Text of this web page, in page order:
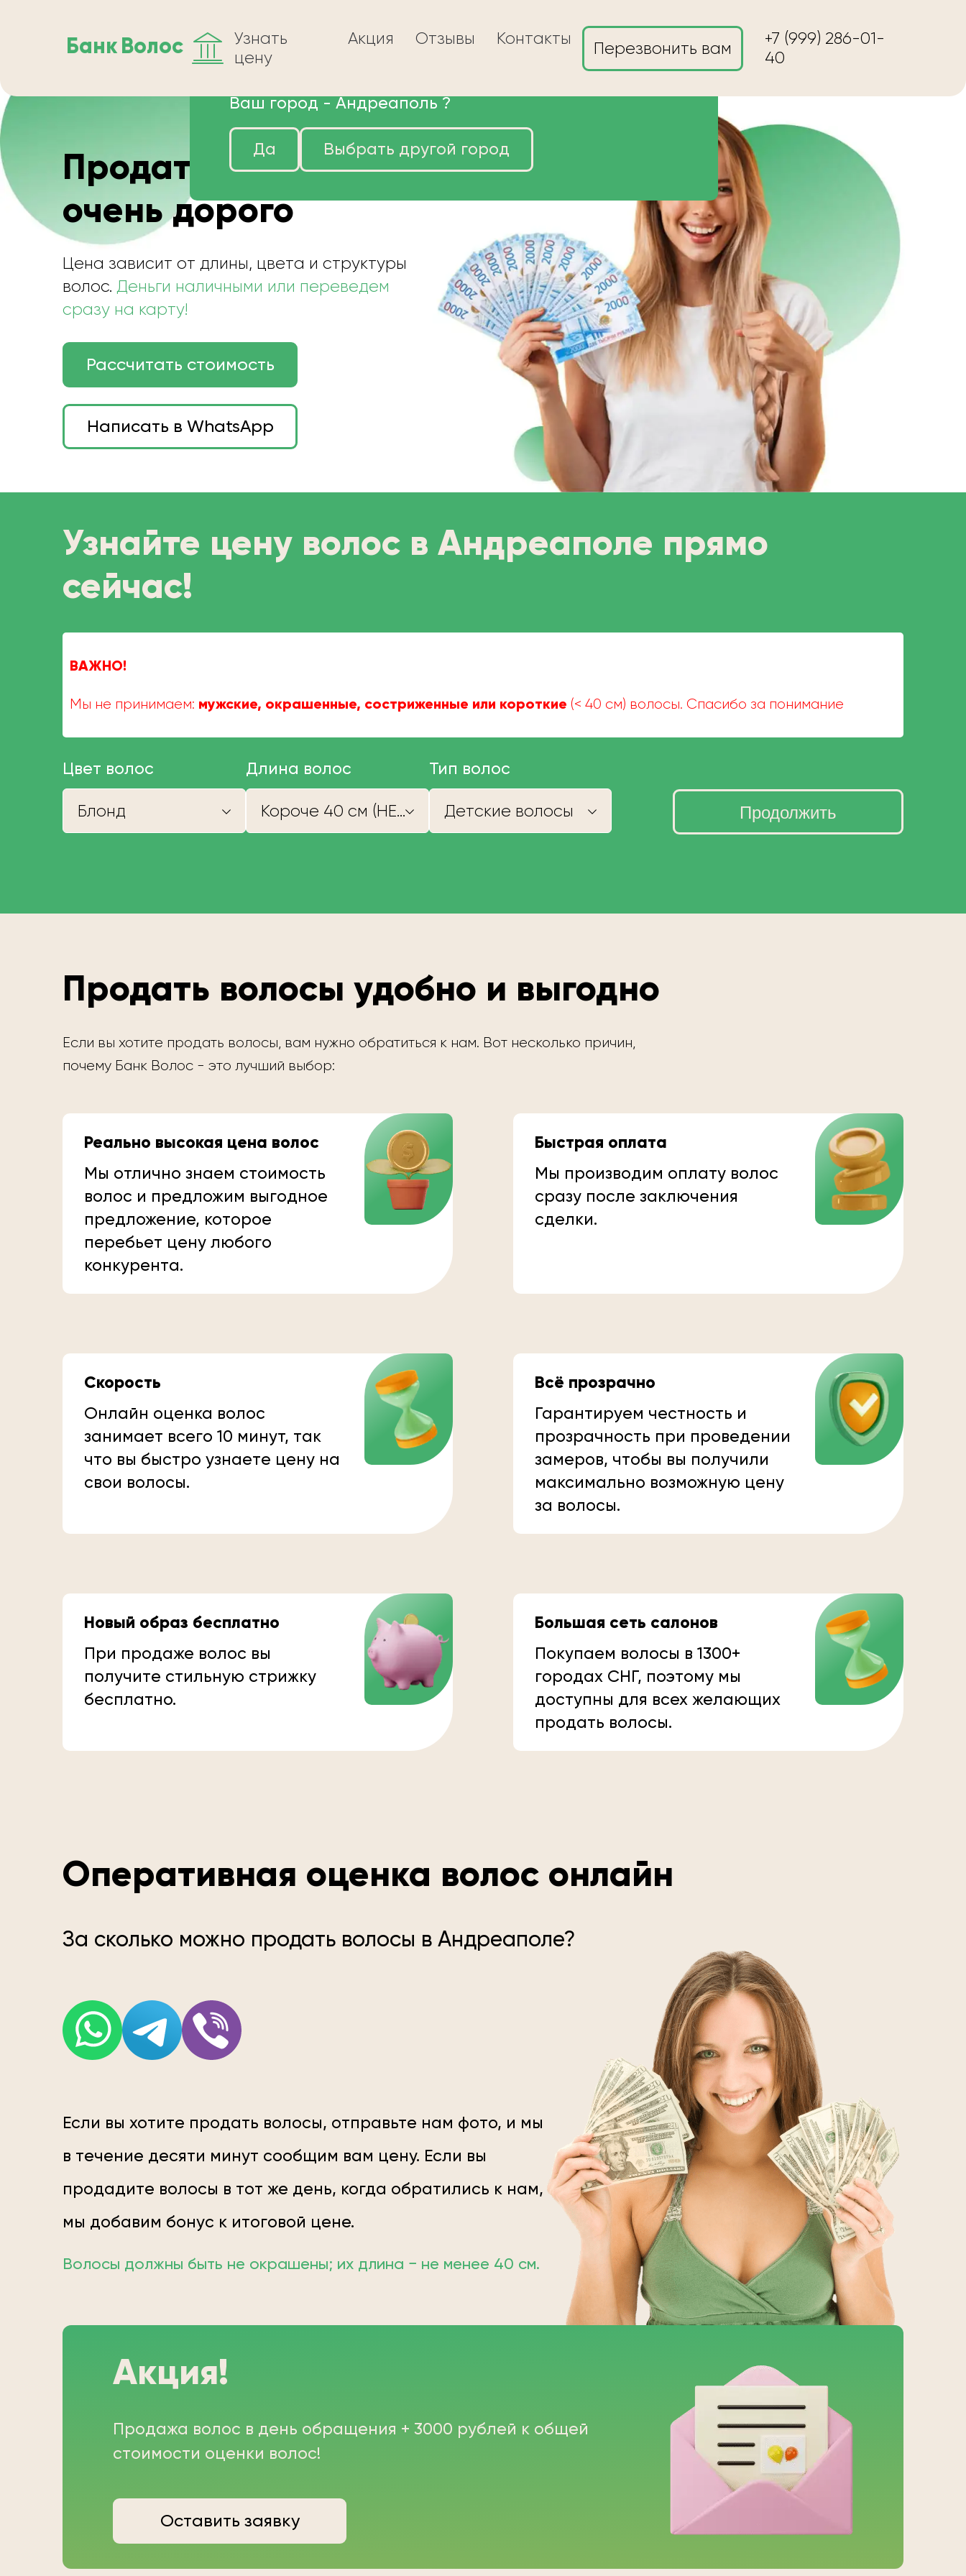
БанкВолос
Узнать
цену
Акция Отзывы Контакты Перезвонить вам
+7 (999) 286-01-
40
Продать волосы в Андреаполе
очень дорого
Цена зависит от длины, цвета и структуры
волос. Деньги наличными или переведем
сразу на карту!
Рассчитать стоимость
Написать в WhatsApp
Узнайте цену волос в Андреаполе прямо
сейчас!
ВАЖНО!
Мы не принимаем: мужские, окрашенные, состриженные или короткие (< 40 см) волосы. Спасибо за понимание
Цвет волос
Блонд
Длина волос
Короче 40 см (НЕ КУПИМ)
Тип волос
Детские волосы Продолжить
Продать волосы удобно и выгодно
Если вы хотите продать волосы, вам нужно обратиться к нам. Вот несколько причин,
почему Банк Волос - это лучший выбор:
Реально высокая цена волос
Мы отлично знаем стоимость
волос и предложим выгодное
предложение, которое
перебьет цену любого
конкурента.
Быстрая оплата
Мы производим оплату волос
сразу после заключения
сделки.
Скорость
Онлайн оценка волос
занимает всего 10 минут, так
что вы быстро узнаете цену на
свои волосы.
Всё прозрачно
Гарантируем честность и
прозрачность при проведении
замеров, чтобы вы получили
максимально возможную цену
за волосы.
Новый образ бесплатно
При продаже волос вы
получите стильную стрижку
бесплатно.
Большая сеть салонов
Покупаем волосы в 1300+
городах СНГ, поэтому мы
доступны для всех желающих
продать волосы.
Оперативная оценка волос онлайн
За сколько можно продать волосы в Андреаполе?
Если вы хотите продать волосы, отправьте нам фото, и мы
в течение десяти минут сообщим вам цену. Если вы
продадите волосы в тот же день, когда обратились к нам,
мы добавим бонус к итоговой цене.
Волосы должны быть не окрашены; их длина − не менее 40 см.
Акция!
Продажа волос в день обращения + 3000 рублей к общей
стоимости оценки волос!
Оставить заявку
Ваш город - Андреаполь ?
Да Выбрать другой город